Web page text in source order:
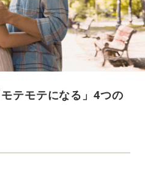
テモテになる」4つの